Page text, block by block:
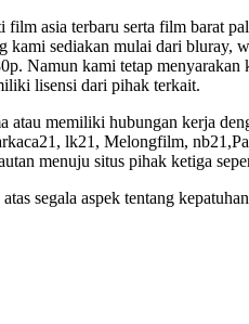
film asia terbaru serta film barat
sediakan mulai dari bluray,
Namun kami tetap
lisensi dari pihak terkait.
atau memiliki hubungan kerja
lk21, Melongfilm,
menuju situs pihak ketiga
segala aspek tentang